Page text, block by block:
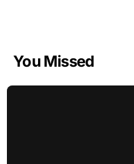
You Missed